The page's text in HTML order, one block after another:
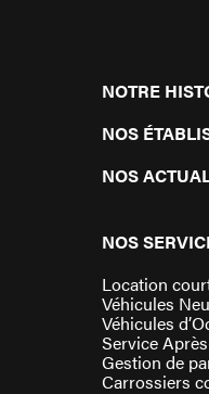
NOTRE
NOS
NOS
NOS
Location
Véhicules
Véhicules
Service
Gestion de
Carrossiers